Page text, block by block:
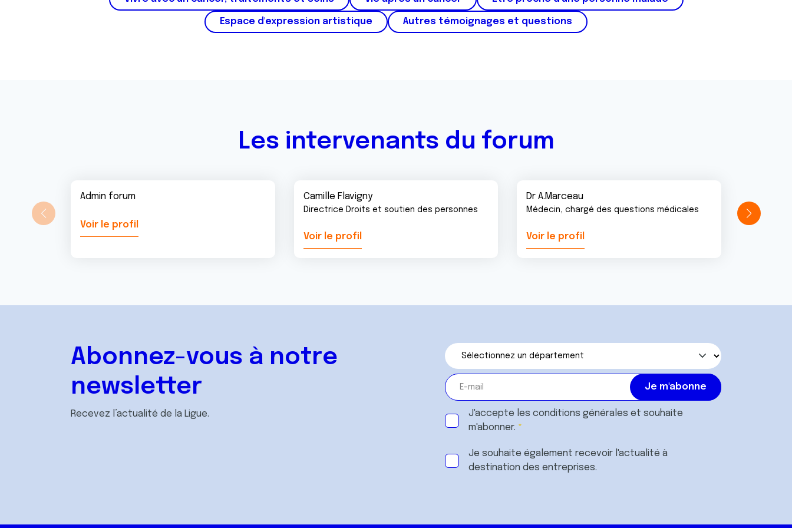
m
Espace d'expression artistique Autres témoignages et questions
Les intervenants du forum
Admin forum
Voir le profil
Camille Flavigny
Directrice Droits et soutien des personnes
Voir le profil
Dr A.Marceau
Médecin, chargé des questions médicales
Voir le profil
Abonnez-vous à notre
newsletter
Recevez l’actualité de la Ligue. J'accepte les conditions générales et souhaite
m'abonner.
Je souhaite également recevoir l'actualité à
destination des entreprises.